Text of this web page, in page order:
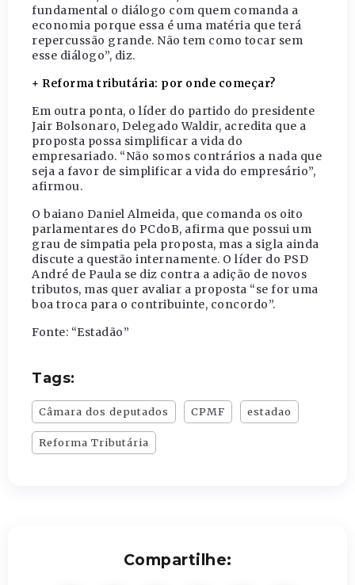
fundamental o diálogo com quem comanda a
economia porque essa é uma matéria que terá
repercussão grande. Não tem como tocar sem
esse diálogo”, diz.
+ Reforma tributária: por onde começar?
Em outra ponta, o líder do partido do presidente
Jair Bolsonaro, Delegado Waldir, acredita que a
proposta possa simplificar a vida do
empresariado. “Não somos contrários a nada que
seja a favor de simplificar a vida do empresário”,
afirmou.
O baiano Daniel Almeida, que comanda os oito
parlamentares do PCdoB, afirma que possui um
grau de simpatia pela proposta, mas a sigla ainda
discute a questão internamente. O líder do PSD
André de Paula se diz contra a adição de novos
tributos, mas quer avaliar a proposta “se for uma
boa troca para o contribuinte, concordo”.
Fonte: “Estadão”
Tags:
Câmara dos deputados CPMF estadao
Reforma Tributária
Compartilhe: